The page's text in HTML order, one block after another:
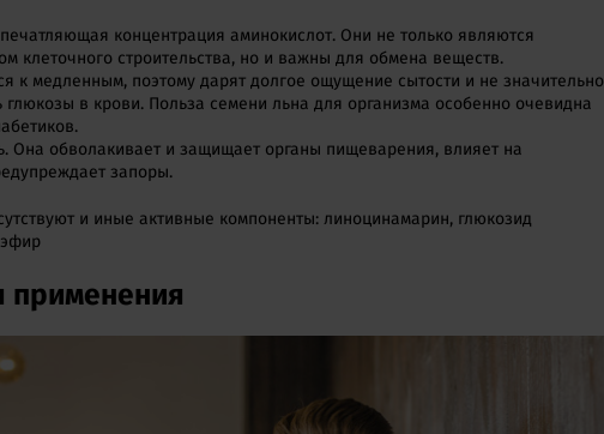
концентрация аминокислот. Они не только являются
клеточного строительства, но и важны для обмена веществ.
к медленным, поэтому дарят долгое ощущение сытости и не значительно
в крови. Польза семени льна для организма особенно очевидна
Она обволакивает и защищает органы пищеварения, влияет на
запоры.
и иные активные компоненты: линоцинамарин, глюкозид
применения